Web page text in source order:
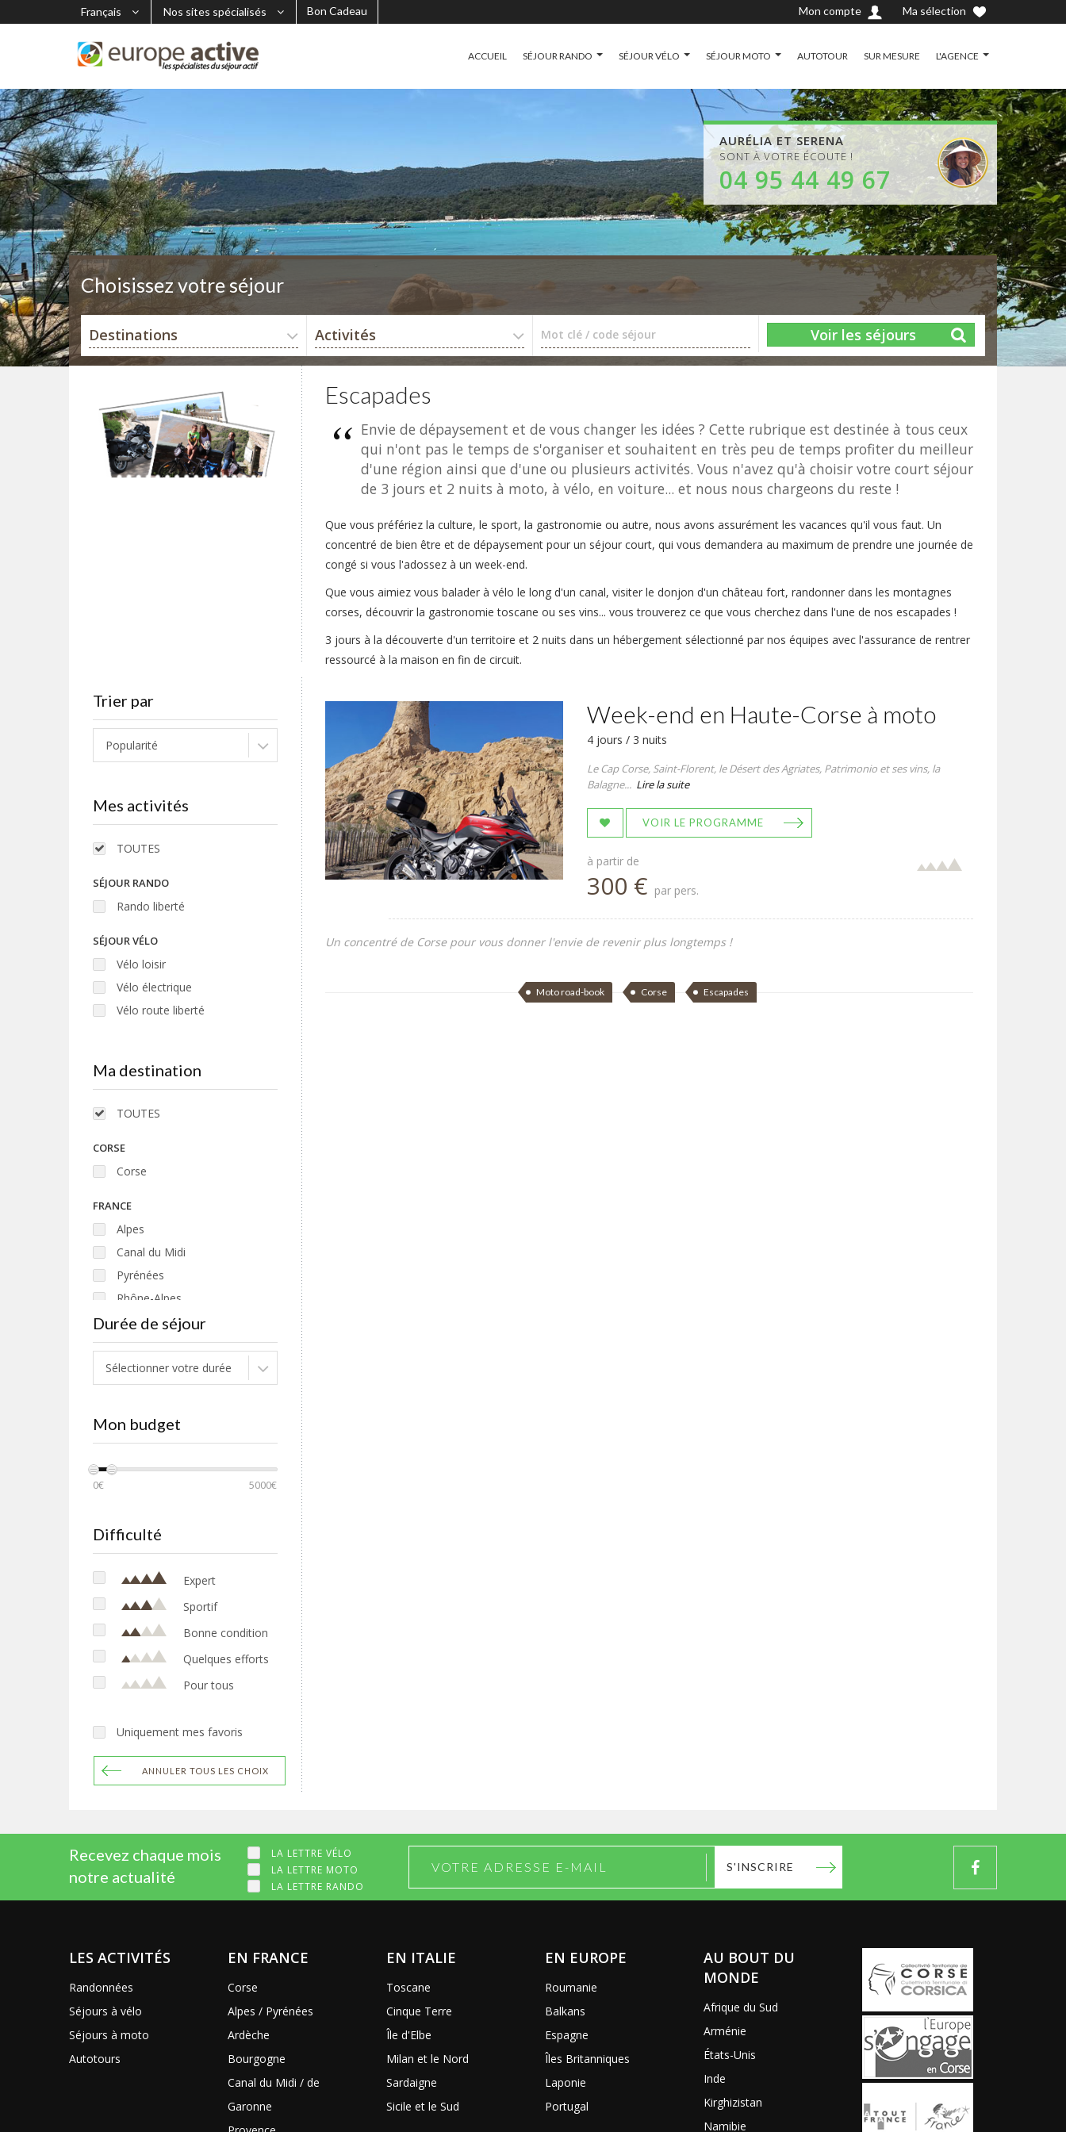
Français Nos sites spécialisés Bon Cadeau Ma sélection
Mon compte
ACCUEIL SÉJOUR RANDO SÉJOUR VÉLO SÉJOUR MOTO AUTOTOUR SUR MESURE L'AGENCE
AURÉLIA ET SERENA
SONT À VOTRE ÉCOUTE !
04 95 44 49 67
Choisissez votre séjour
Destinations Activités Mot clé / code séjour Voir les séjours
Escapades
Envie de dépaysement et de vous changer les idées ? Cette rubrique est destinée à tous ceux
qui n'ont pas le temps de s'organiser et souhaitent en très peu de temps profiter du meilleur
d'une région ainsi que d'une ou plusieurs activités. Vous n'avez qu'à choisir votre court séjour
de 3 jours et 2 nuits à moto, à vélo, en voiture... et nous nous chargeons du reste !
Que vous préfériez la culture, le sport, la gastronomie ou autre, nous avons assurément les vacances qu'il vous faut. Un
concentré de bien être et de dépaysement pour un séjour court, qui vous demandera au maximum de prendre une journée de
congé si vous l'adossez à un week-end.
Que vous aimiez vous balader à vélo le long d'un canal, visiter le donjon d'un château fort, randonner dans les montagnes
corses, découvrir la gastronomie toscane ou ses vins... vous trouverez ce que vous cherchez dans l'une de nos escapades !
3 jours à la découverte d'un territoire et 2 nuits dans un hébergement sélectionné par nos équipes avec l'assurance de rentrer
ressourcé à la maison en fin de circuit.
Trier par
Popularité
Mes activités
TOUTES
SÉJOUR RANDO
Rando liberté
SÉJOUR VÉLO
Vélo loisir
Vélo électrique
Vélo route liberté
Moto road-book
Ma destination
TOUTES
CORSE
Corse
FRANCE
Alpes
Canal du Midi
Pyrénées
Rhône-Alpes
ITALIE
Toscane
Durée de séjour
Sélectionner votre durée
Mon budget
0€ 5000€
Difficulté
Expert
Sportif
Bonne condition
Quelques efforts
Pour tous
Uniquement mes favoris
ANNULER TOUS LES CHOIX
Week-end en Haute-Corse à moto
4 jours / 3 nuits
Le Cap Corse, Saint-Florent, le Désert des Agriates, Patrimonio et ses vins, la
Balagne... Lire la suite
VOIR LE PROGRAMME
à partir de
300 € par pers.
Un concentré de Corse pour vous donner l'envie de revenir plus longtemps !
Moto road-book Corse Escapades
Recevez chaque mois
notre actualité
LA LETTRE VÉLO
LA LETTRE MOTO
LA LETTRE RANDO
S'INSCRIRE
LES ACTIVITÉS
Randonnées
Séjours à vélo
Séjours à moto
Autotours
EN FRANCE
Corse
Alpes / Pyrénées
Ardèche
Bourgogne
Canal du Midi / de
Garonne
EN ITALIE
Toscane
Cinque Terre
Île d'Elbe
Milan et le Nord
Sardaigne
Sicile et le Sud
EN EUROPE
Roumanie
Balkans
Espagne
Îles Britanniques
Laponie
Portugal
AU BOUT DU
MONDE
Afrique du Sud
Arménie
États-Unis
Inde
Kirghizistan
Namibie